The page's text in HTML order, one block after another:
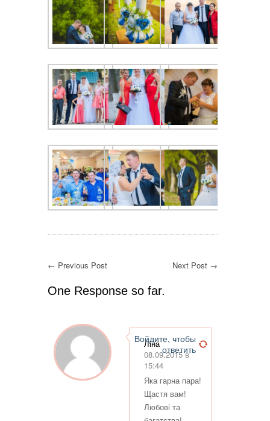
← Previous Post Next Post →
One Response so far.
Ліна
08.09.2015 в
15:44
Яка гарна пара!
Щастя вам!
Любові та
Войдите, чтобы
ответить